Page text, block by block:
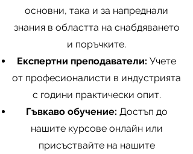
основни, така и за напреднали
знания в областта на снабдяването
и поръчките.
Експертни преподаватели: Учете
от професионалисти в индустрията
с години практически опит.
Гъвкаво обучение: Достъп до
нашите курсове онлайн или
присъствайте на нашите